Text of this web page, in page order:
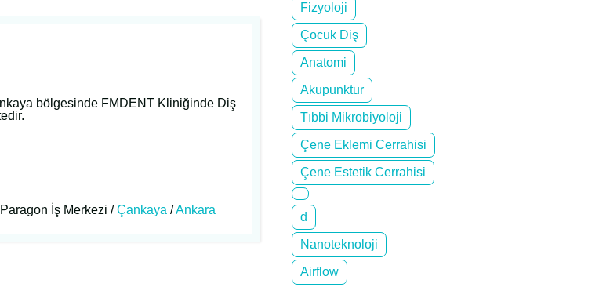
bölgesinde FMDENT Kliniğinde Diş
Paragon İş Merkezi /Çankaya /Ankara
Fizyoloji
Çocuk Diş
Anatomi
Akupunktur
Tıbbi Mikrobiyoloji
Çene Eklemi Cerrahisi
Çene Estetik Cerrahisi
d
Nanoteknoloji
Airflow